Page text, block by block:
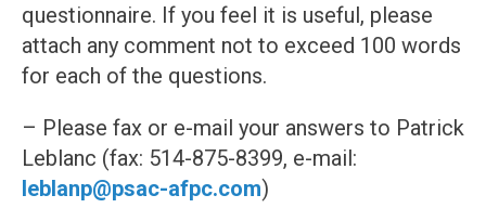
questionnaire. If you feel it is useful, please
attach any comment not to exceed 100 words
for each of the questions.
– Please fax or e-mail your answers to Patrick
Leblanc (fax: 514-875-8399, e-mail:
leblanp@psac-afpc.com)